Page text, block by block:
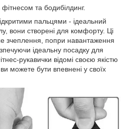
та бодибілдинг.
пальцями - ідеальний
вони створені для комфорту. Ці
зчеплення, попри навантаження
ідеальну посадку для
рукавички відомі своєю якістю
можете бути впевнені у своїх